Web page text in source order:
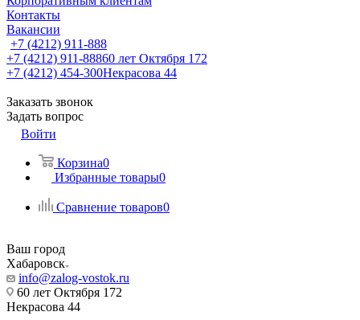
Контакты
Вакансии
+7 (4212) 911-888
+7 (4212) 911-88860 лет Октября 172
+7 (4212) 454-300Некрасова 44
Заказать звонок
Задать вопрос
Войти
Корзина0
Избранные товары0
Сравнение товаров0
Ваш город
Хабаровск
info@zalog-vostok.ru
60 лет Октября 172
Некрасова 44